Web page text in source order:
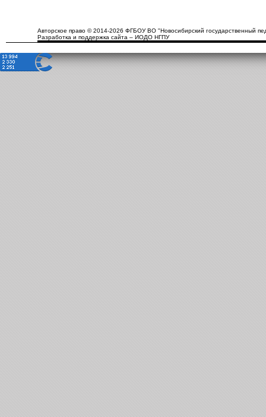
Авторское право © 2014-2026 ФГБОУ ВО "Новосибирский государственный
Разработка и поддержка сайта – ИОДО НГПУ